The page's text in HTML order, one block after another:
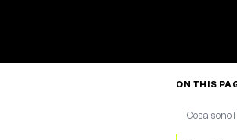
ON THIS
Cosa sono